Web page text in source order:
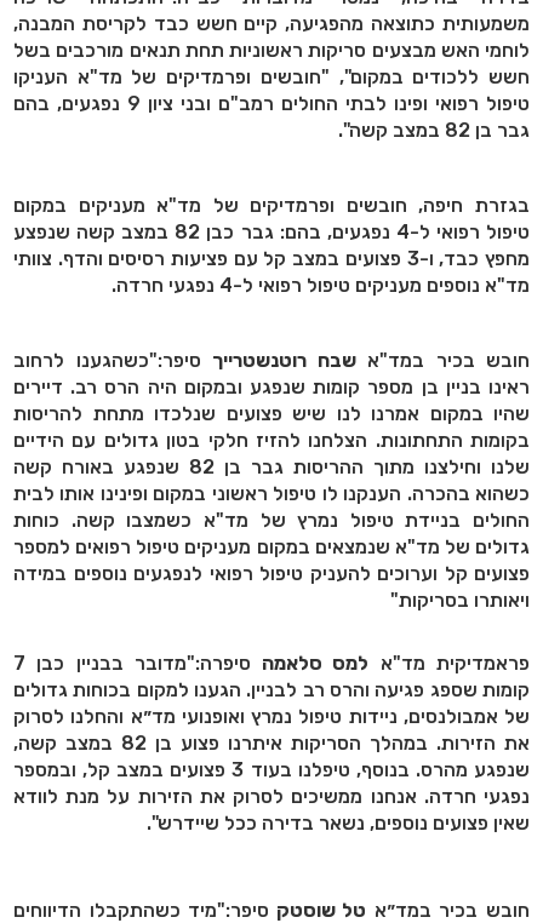
משמעותית כתוצאה מהפגיעה, קיים חשש כבד לקריסת המבנה,
לוחמי האש מבצעים סריקות ראשוניות תחת תנאים מורכבים בשל
חשש ללכודים במקום", "חובשים ופרמדיקים של מד"א העניקו
טיפול רפואי ופינו לבתי החולים רמב"ם ובני ציון 9 נפגעים, בהם
גבר בן 82 במצב קשה".
בגזרת חיפה, חובשים ופרמדיקים של מד"א מעניקים במקום
טיפול רפואי ל-4 נפגעים, בהם: גבר כבן 82 במצב קשה שנפצע
מחפץ כבד, ו-3 פצועים במצב קל עם פציעות רסיסים והדף. צוותי
מד"א נוספים מעניקים טיפול רפואי ל-4 נפגעי חרדה.
חובש בכיר במד"א שבח רוטנשטרייךסיפר:"כשהגענו לרחוב
ראינו בניין בן מספר קומות שנפגע ובמקום היה הרס רב. דיירים
שהיו במקום אמרנו לנו שיש פצועים שנלכדו מתחת להריסות
בקומות התחתונות. הצלחנו להזיז חלקי בטון גדולים עם הידיים
שלנו וחילצנו מתוך ההריסות גבר בן 82 שנפגע באורח קשה
כשהוא בהכרה. הענקנו לו טיפול ראשוני במקום ופינינו אותו לבית
החולים בניידת טיפול נמרץ של מד"א כשמצבו קשה. כוחות
גדולים של מד"א שנמצאים במקום מעניקים טיפול רפואים למספר
פצועים קל וערוכים להעניק טיפול רפואי לנפגעים נוספים במידה
ויאותרו בסריקות"
פראמדיקית מד"א למס סלאמה
קומות שספג פגיעה והרס רב לבניין. הגענו למקום בכוחות גדולים
של אמבולנסים, ניידות טיפול נמרץ ואופנועי מד״א והחלנו לסרוק
את הזירות. במהלך הסריקות איתרנו פצוע בן 82 במצב קשה,
שנפגע מהרס. בנוסף, טיפלנו בעוד 3 פצועים במצב קל, ובמספר
נפגעי חרדה. אנחנו ממשיכים לסרוק את הזירות על מנת לוודא
שאין פצועים נוספים, נשאר בדירה ככל שיידרש".
חובש בכיר במד״אטל שוסטקסיפר:"מיד כשהתקבלו הדיווחים